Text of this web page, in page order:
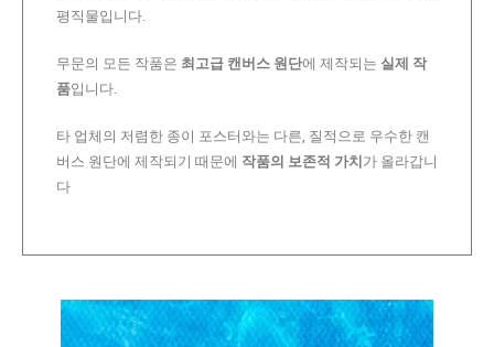
평직물입니다.
무문의 모든 작품은 최고급 캔버스 원단에 제작되는 실제 작
품입니다.
타 업체의 저렴한 종이 포스터와는 다른, 질적으로 우수한 캔
버스 원단에 제작되기 때문에 작품의 보존적 가치 가 올라갑니
다